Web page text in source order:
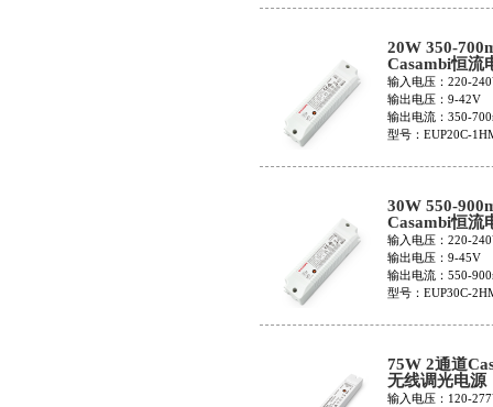
20W 350-
Casambi恒流
EUP20C-
输入电压：220-
输出电压：9-42V
输出电流：350-
型号：EUP20C-
30W 550-
Casambi恒流
EUP30C-
输入电压：220-
输出电压：9-45V
输出电流：550-
型号：EUP30C-
75W 2通道
无线调光电源
LCP75C-
输入电压：120-